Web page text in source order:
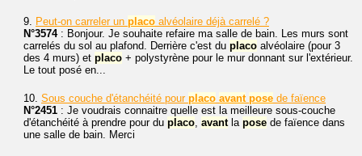
9. Peut-on carreler un placo alvéolaire déjà carrelé ?
N°3574: Bonjour. Je souhaite refaire ma salle de bain. Les murs sont
carrelés du sol au plafond. Derrière c'est du placo alvéolaire (pour 3
des 4 murs) et placo + polystyrène pour le mur donnant sur l'extérieur.
Le tout posé en...
10. Sous couche d'étanchéité pour placo avant pose de faïence
N°2451 : Je voudrais connaitre quelle est la meilleure sous-couche
d'étanchéité à prendre pour du placo, avantla pose de faïence dans
une salle de bain. Merci